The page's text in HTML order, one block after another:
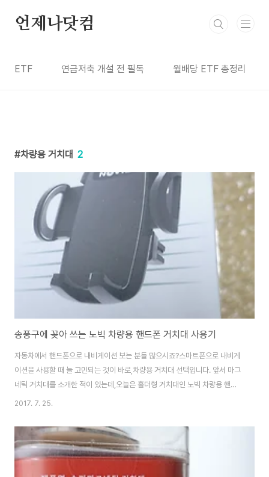
언제나닷컴
ETF 연금저축 개설 전 필독 월배당 ETF 총정리
차량용 거치대 2
송풍구에 꽂아 쓰는 노빅 차량용 핸드폰 거치대 사용기
자동차에서 핸드폰으로 내비게이션 보는 분들 많으시죠?스마트폰으로 내비게
이션을 사용할 때 늘 고민되는 것이 바로,차량용 거치대 선택입니다. 앞서 마그
네틱 거치대를 소개한 적이 있는데,오늘은 홀더형 거치대인 노빅 차량용 핸드
폰 거치대를 포스팅합니다. 노빅 거치대는 딱 보면 알다시피 핸드폰을 좌우 홀
착해서 사용하는 타입과,송풍구나 CD투입구에 고청해서 사용하는 타입으로
나뉘는데요.노빅 제품은 송풍구용 거치대입니다. 그림과 같이 송풍구에 고정을
하고 나서,스마트폰 홀더를 상하좌우로 움직여서 각도를 맞추면 되는 방식이
죠. 케이스에는 특징이 잘 써 있습니다. 최대 9.5센치미터까지 확장가능하다니
2017. 7. 25.